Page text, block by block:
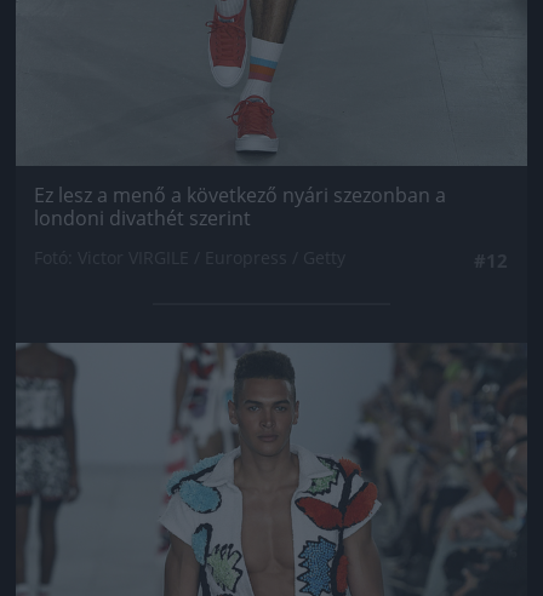
Ez lesz a menő a következő nyári szezonban a
londoni divathét szerint
Jön még kép!